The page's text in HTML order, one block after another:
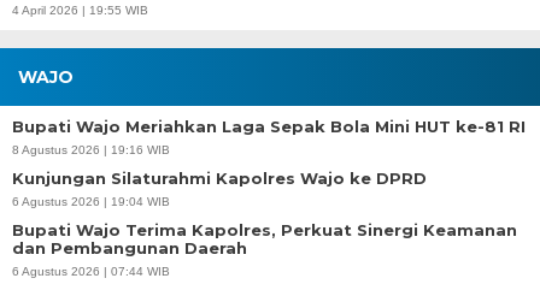
4 April 2026 | 19:55 WIB
WAJO
Bupati Wajo Meriahkan Laga Sepak Bola Mini HUT ke-81 RI
8 Agustus 2026 | 19:16 WIB
Kunjungan Silaturahmi Kapolres Wajo ke DPRD
6 Agustus 2026 | 19:04 WIB
Bupati Wajo Terima Kapolres, Perkuat Sinergi Keamanan
dan Pembangunan Daerah
6 Agustus 2026 | 07:44 WIB